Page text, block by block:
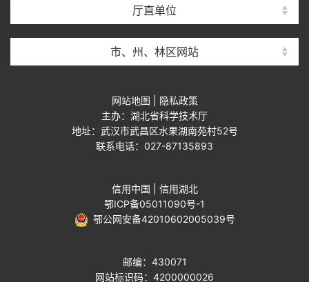
厅直单位
市、州、林区网站
网站地图
隐私政策
主办：湖北省科学技术厅
地址：武汉市武昌区水果湖南苑村52号
联系电话：027-87135893
信用中国
信用湖北
鄂ICP备05011090号-1
鄂公网安备42010602005039号
邮编：430071
网站标识码：4200000026